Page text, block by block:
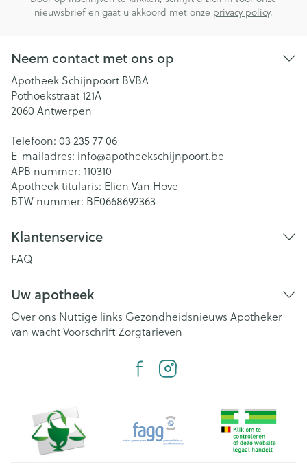
nieuwsbrief en gaat u akkoord met onze privacy policy.
Neem contact met ons op
Apotheek Schijnpoort BVBA
Pothoekstraat 121A
2060 Antwerpen
Telefoon: 03 235 77 06
E-mailadres: info@apotheekschijnpoort.be
APB nummer: 110310
Apotheek titularis: Elien Van Hove
BTW nummer: BE0668692363
Klantenservice
FAQ
Uw apotheek
Over ons Nuttige links Gezondheidsnieuws Apotheker
van wachtVoorschriftZorgtarieven